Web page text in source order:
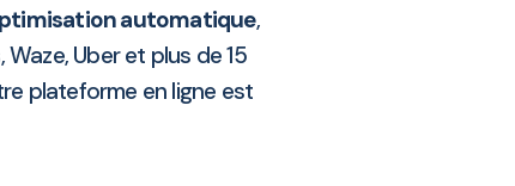
automatique,
Uber et plus de 15
plateforme en ligne est